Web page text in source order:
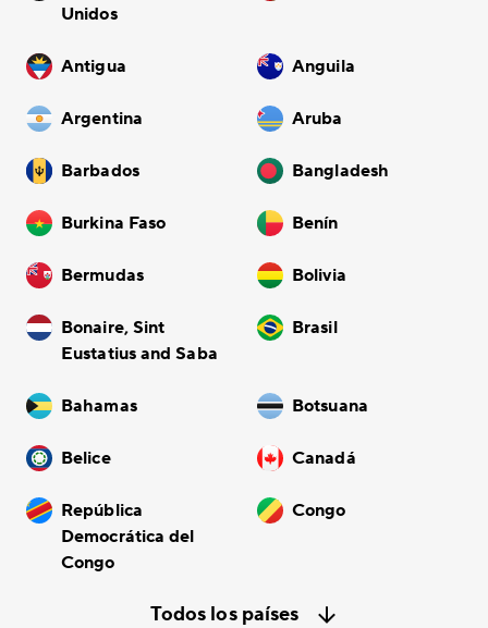
Unidos
Antigua Anguila
Argentina Aruba
Barbados Bangladesh
Burkina Faso Benín
Bermudas Bolivia
Bonaire, Sint
Eustatius and Saba
Brasil
Bahamas Botsuana
Belice Canadá
República
Democrática del
Congo
Congo
Todos los países